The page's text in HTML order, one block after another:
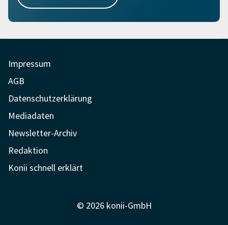
Impressum
AGB
Datenschutzerklärung
Mediadaten
Newsletter-Archiv
Redaktion
Konii schnell erklärt
© 2026 konii-GmbH